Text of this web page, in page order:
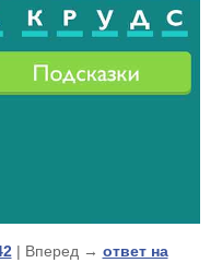
| Вперед → ответ на